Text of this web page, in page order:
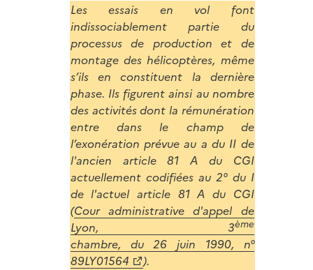
Les essais en vol font
indissociablement partie du
processus de production et de
montage des hélicoptères, même
s’ils en constituent la dernière
phase. Ils figurent ainsi au nombre
des activités dont la rémunération
entre dans le champ de
l’exonération prévue au a du II de
l'ancien article 81 A du CGI
actuellement codifiées au 2° du I
de l'actuel article 81 A du CGI
(Cour administrative d'appel de
Lyon, 3ème
chambre, du 26 juin 1990, n°
89LY01564
).